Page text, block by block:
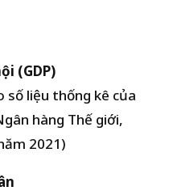
(GDP)
số liệu thống kê của
hàng Thế giới,
2021)